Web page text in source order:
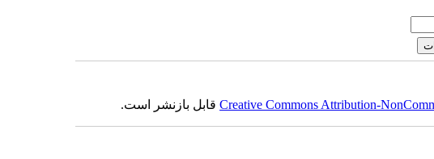
Creative Commons Attribution-قابل بازنشر است.